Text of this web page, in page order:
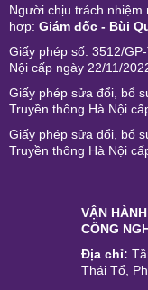
Người chịu trách nhiệm
hợp: Giám đốc - Bùi
Giấy phép số: 3512/
Nội cấp ngày 22/11/
Giấy phép sửa đổi, bổ
Truyền thông Hà Nội
Giấy phép sửa đổi, bổ
Truyền thông Hà Nội
VẬN
CÔNG
Địa chỉ:
Thái Tổ,